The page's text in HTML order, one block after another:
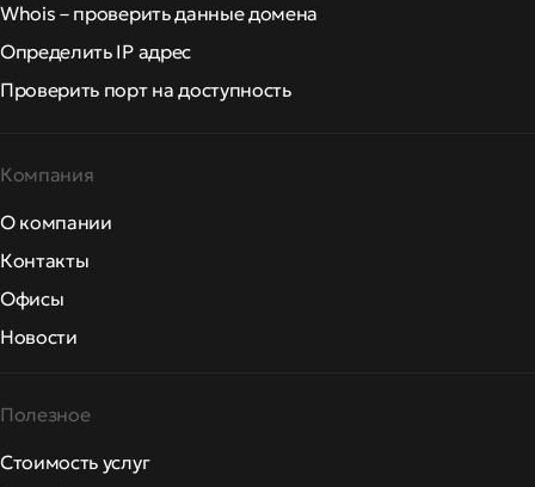
Whois – проверить данные домена
Определить IP адрес
Проверить порт на доступность
Компания
О компании
Контакты
Офисы
Новости
Полезное
Стоимость услуг